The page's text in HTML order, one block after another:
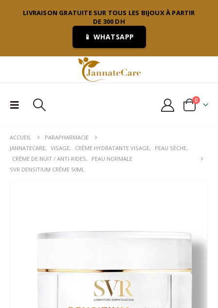
LIVRAISON GRATUITE SUR TOUS LES BIJOUX À PARTIR
DE 300 DH
📱 WHATSAPP
0
ACCUEIL
PARAPHARMACIE
JANNATECARE, VISAGE, CRÈME HYDRATANTE VISAGE, PEAU SÈCHE,
CRÈME DE NUIT / ANTI-RIDES,
PEAU NORMALE
SVR DENSITIUM CRÈME 50ML